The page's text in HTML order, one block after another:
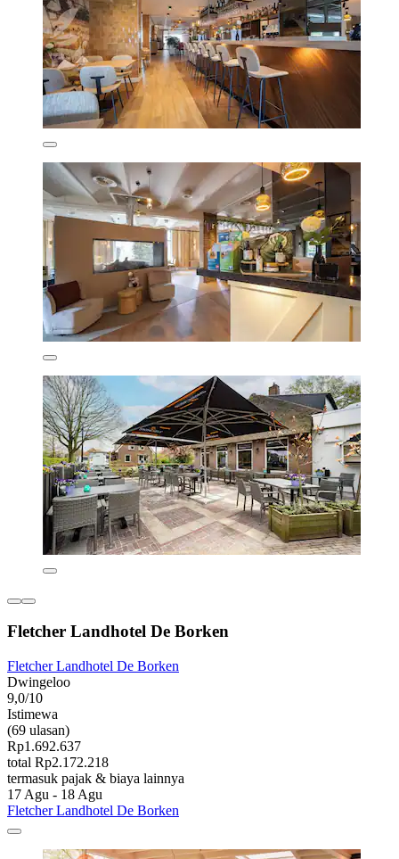
Fletcher Landhotel De Borken
Fletcher Landhotel De Borken
Dwingeloo
9,0/10
Istimewa
(69 ulasan)
Rp1.692.637
total Rp2.172.218
termasuk pajak & biaya lainnya
17 Agu - 18 Agu
Fletcher Landhotel De Borken